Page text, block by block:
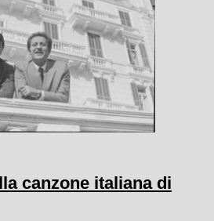
canzone italiana di